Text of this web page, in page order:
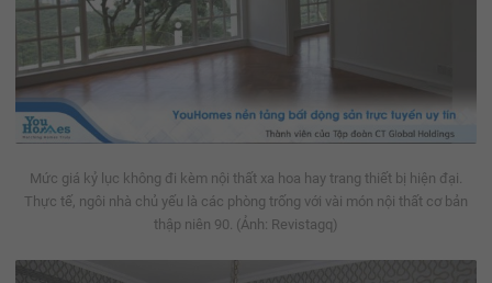
Mức giá kỷ lục không đi kèm nội thất xa hoa hay trang thiết bị hiện đại.
Thực tế, ngôi nhà chủ yếu là các phòng trống với vài món nội thất cơ bản
thập niên 90. (Ảnh: Revistagq)